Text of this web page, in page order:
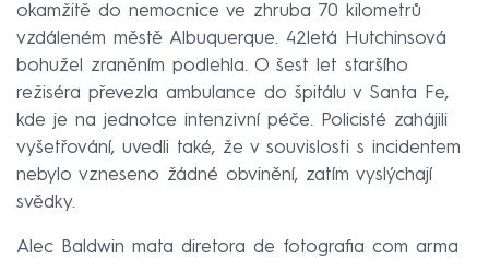
okamžitě do nemocnice ve zhruba 70 kilometrů
vzdáleném městě Albuquerque. 42letá Hutchinsová
bohužel zraněním podlehla. O šest let staršího
režiséra převezla ambulance do špitálu v Santa Fe,
kde je na jednotce intenzivní péče. Policisté zahájili
vyšetřování, uvedli také, že v souvislosti s incidentem
nebylo vzneseno žádné obvinění, zatím vyslýchají
svědky.
Alec Baldwin mata diretora de fotografia com arma